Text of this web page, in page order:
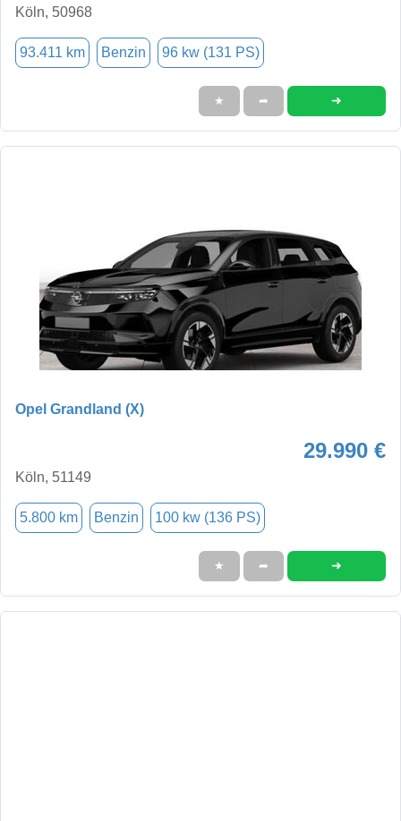
Köln, 50968
93.411 km Benzin 96 kw (131 PS)
★ ➦ ➜
Opel Grandland (X)
29.990 €
Köln, 51149
5.800 km Benzin 100 kw (136 PS)
★ ➦ ➜